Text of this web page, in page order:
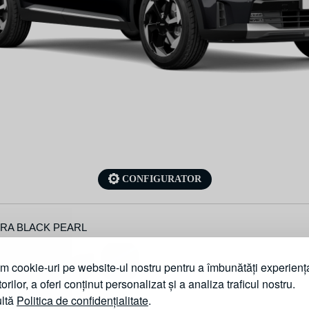
cookie-uri pe website-ul nostru pentru a îmbunătăți
a oferi conținut personalizat și a analiza traficul nostru.
Politica de confidențialitate.
CONFIGURATOR
BLACK PEARL